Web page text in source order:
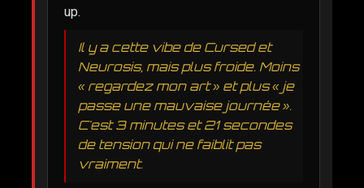
up.
Il y a cette vibe de Cursed et
Neurosis, mais plus froide. Moins
« regardez mon art » et plus « je
passe une mauvaise journée ».
C'est 3 minutes et 21 secondes
de tension qui ne faiblit pas
vraiment.